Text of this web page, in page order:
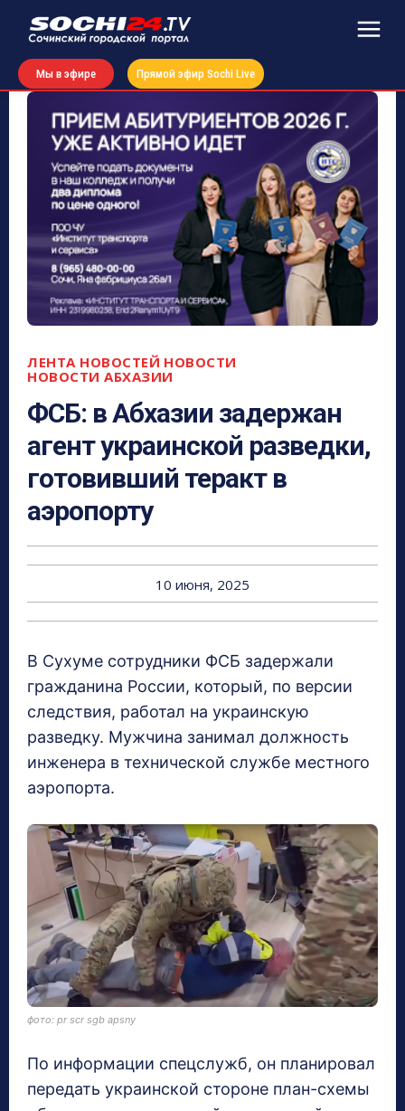
Мы в эфире Прямой эфир Sochi Live
ЛЕНТА НОВОСТЕЙ НОВОСТИ
НОВОСТИ АБХАЗИИ
ФСБ: в Абхазии задержан
агент украинской разведки,
готовивший теракт в
аэропорту
10 июня, 2025
В Сухуме сотрудники ФСБ задержали
гражданина России, который, по версии
следствия, работал на украинскую
разведку. Мужчина занимал должность
инженера в технической службе местного
аэропорта.
фото: pr scr sgb apsny
По информации спецслужб, он планировал
передать украинской стороне план-схемы